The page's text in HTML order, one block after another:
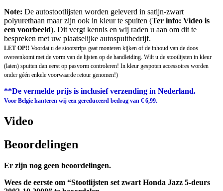
Note: De autostootlijsten worden geleverd in satijn-zwart
polyurethaan maar zijn ook in kleur te spuiten (Ter info: Video is
een voorbeeld). Dit vergt kennis en wij raden u aan om dit te
bespreken met uw plaatselijke autospuitbedrijf.
LET OP!! Voordat u de stootstrips gaat monteren kijken of de inhoud van de doos
overeenkomt met de vorm van de lijsten op de handleiding. Wilt u de stootlijsten in kleur
(laten) spuiten dan eerst op pasvorm controleren! In kleur gespoten accessoires worden
onder géén enkele voorwaarde retour genomen!)
**De vermelde prijs is inclusief verzending in Nederland.
Voor Belgie hanteren wij een gereduceerd bedrag van € 6,99.
Video
Beoordelingen
Er zijn nog geen beoordelingen.
Wees de eerste om “Stootlijsten set zwart Honda Jazz 5-deurs